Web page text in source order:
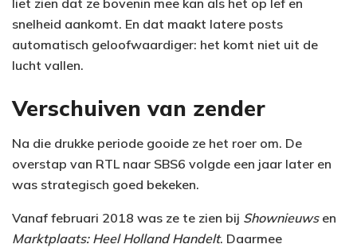
snelheid aankomt. En dat maakt latere posts
automatisch geloofwaardiger: het komt niet uit de
lucht vallen.
Verschuiven van zender
Na die drukke periode gooide ze het roer om. De
overstap van RTL naar SBS6 volgde een jaar later en
was strategisch goed bekeken.
Vanaf februari 2018 was ze te zien bij Shownieuwsen
Marktplaats: Heel Holland Handelt. Daarmee